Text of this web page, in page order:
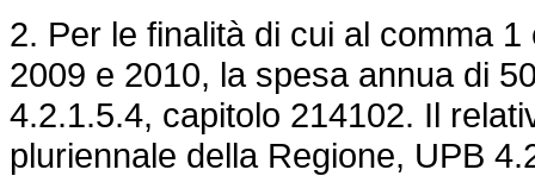
2. Per le finalità di cui al comma
2009 e 2010, la spesa annua di
4.2.1.5.4, capitolo 214102. Il
pluriennale della Regione, UPB